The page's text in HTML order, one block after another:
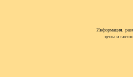
Информация,
цены и